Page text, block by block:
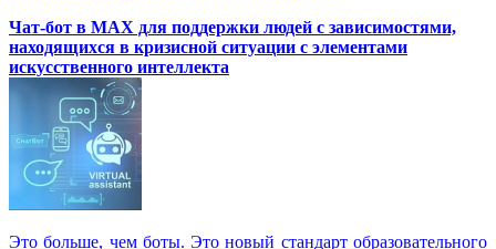
Чат-бот в MAX для поддержки людей с зависимостями,
находящихся в кризисной ситуации с элементами
искусственного интеллекта
Это больше, чем боты. Это новый стандарт образовательного